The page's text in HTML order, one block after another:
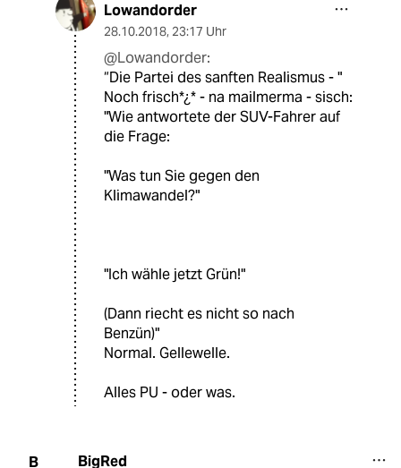
Lowandorder
28.10.2018, 23:17 Uhr
@Lowandorder:
“Die Partei des sanften Realismus - "
Noch frisch*¿* - na mailmerma - sisch:
"Wie antwortete der SUV-Fahrer auf
die Frage:
"Was tun Sie gegen den
Klimawandel?"
"Ich wähle jetzt Grün!"
(Dann riecht es nicht so nach
Benzün)"
Normal. Gellewelle.
Alles PU - oder was.
B BigRed